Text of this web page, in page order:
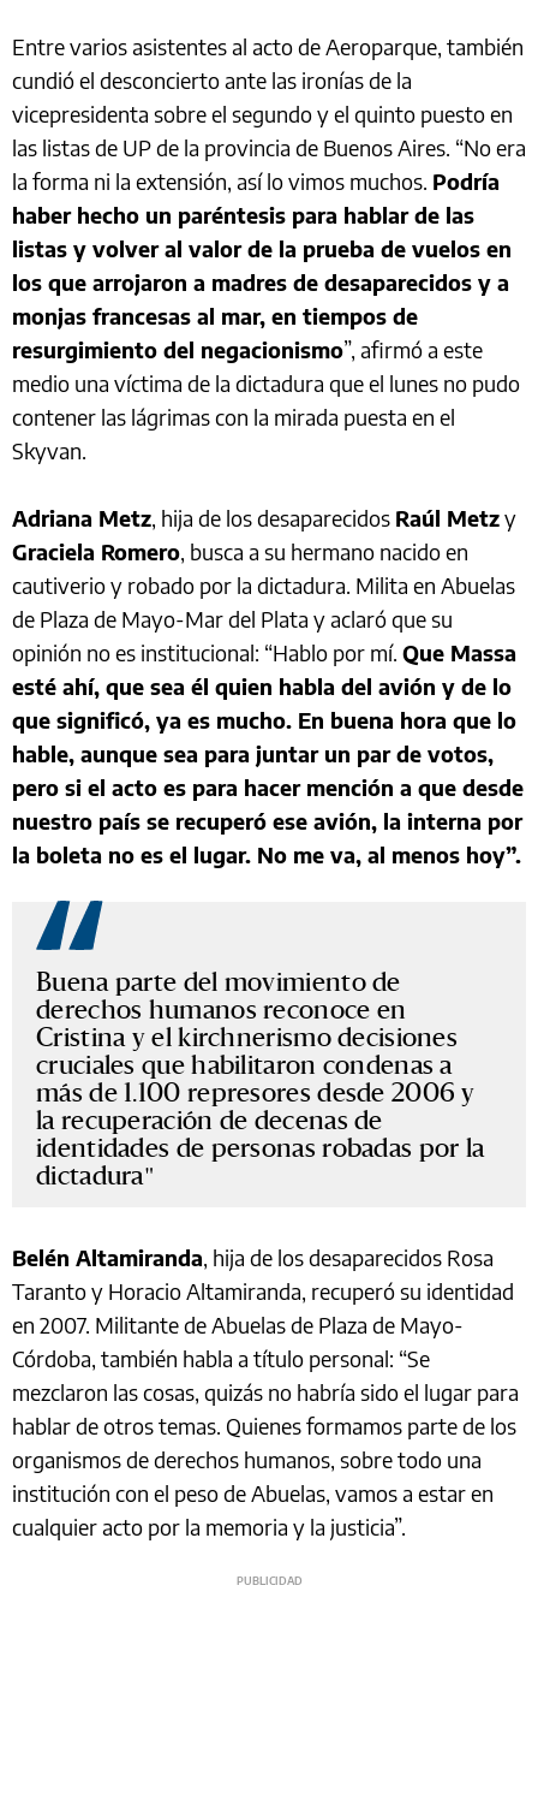
Entre varios asistentes al acto de Aeroparque, también
cundió el desconcierto ante las ironías de la
vicepresidenta sobre el segundo y el quinto puesto en
las listas de UP de la provincia de Buenos Aires. “No era
la forma ni la extensión, así lo vimos muchos. Podría
haber hecho un paréntesis para hablar de las
listas y volver al valor de la prueba de vuelos en
los que arrojaron a madres de desaparecidos y a
monjas francesas al mar, en tiempos de
resurgimiento del negacionismo”, afirmó a este
medio una víctima de la dictadura que el lunes no pudo
contener las lágrimas con la mirada puesta en el
Skyvan.
Adriana Metz, hija de los desaparecidos Raúl Metzy
Graciela Romero, busca a su hermano nacido en
cautiverio y robado por la dictadura. Milita en Abuelas
de Plaza de Mayo-Mar del Plata y aclaró que su
opinión no es institucional: “Hablo por mí. Que Massa
esté ahí, que sea él quien habla del avión y de lo
que significó, ya es mucho. En buena hora que lo
hable, aunque sea para juntar un par de votos,
pero si el acto es para hacer mención a que desde
nuestro país se recuperó ese avión, la interna por
la boleta no es el lugar. No me va, al menos hoy”.
Buena parte del movimiento de
derechos humanos reconoce en
Cristina y el kirchnerismo decisiones
cruciales que habilitaron condenas a
más de 1.100 represores desde 2006 y
la recuperación de decenas de
identidades de personas robadas por la
dictadura
Belén Altamiranda, hija de los desaparecidos Rosa
Taranto y Horacio Altamiranda, recuperó su identidad
en 2007. Militante de Abuelas de Plaza de Mayo-
Córdoba, también habla a título personal: “Se
mezclaron las cosas, quizás no habría sido el lugar para
hablar de otros temas. Quienes formamos parte de los
organismos de derechos humanos, sobre todo una
institución con el peso de Abuelas, vamos a estar en
cualquier acto por la memoria y la justicia”.